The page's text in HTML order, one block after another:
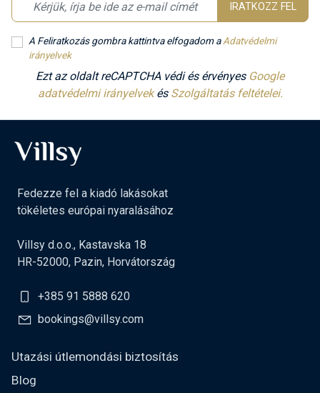
IRATKOZZ FEL
A Feliratkozás gombra kattintva elfogadom aAdatvédelmi
irányelvek
Ezt az oldalt reCAPTCHA védi és érvényes Google
adatvédelmi irányelvekés Szolgáltatás feltételei.
Fedezze fel a kiadó lakásokat
tökéletes európai nyaralásához
Villsy d.o.o., Kastavska 18
HR-52000, Pazin, Horvátország
+385 91 5888 620
bookings@villsy.com
Utazási útlemondási biztosítás
Blog